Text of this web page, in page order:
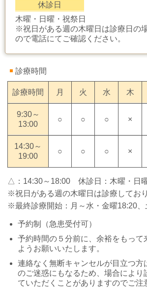
休診日
木曜・日曜・祝祭日
※祝日がある週の木曜日は診療日の
ので電話にてご確認ください。
診療時間
診療時間 月 火 水 木
9:30～
13:00
○ ○ ○ ×
14:30～
19:00
○ ○ ○ ×
△：14:30～18:00 休診日：木曜・日
※祝日がある週の木曜日は診療しており
※最終診療開始：月～水・金曜18:20、
予約制（急患受付可）
予約時間の５分前に、余裕をもって
ようお願いいたします。
連絡なく無断キャンセルが目立つ方
のご迷惑にもなるため、場合により
ていただくことがありますのでご注